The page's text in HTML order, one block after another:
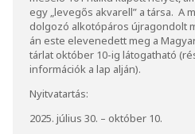
egy „levegős akvarell” a társa. A
dolgozó alkotópáros újragondolt
án este elevenedett meg a
tárlat október 10-ig látogatható
információk a lap alján).
Nyitvatartás:
2025. július 30. – október 10.